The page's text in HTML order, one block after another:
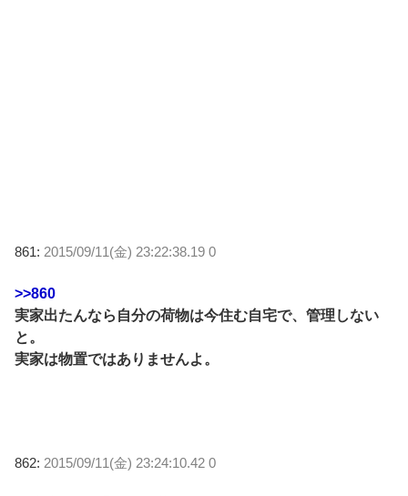
861: 2015/09/11(金) 23:22:38.19 0
>>860
実家出たんなら自分の荷物は今住む自宅で、管理しない
と。
実家は物置ではありませんよ。
862: 2015/09/11(金) 23:24:10.42 0